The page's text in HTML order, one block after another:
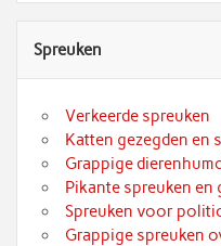
Spreuken
Verkeerde spreuken
Katten gezegden en
Grappige
Pikante spreuken en
Spreuken voor
Grappige spreuken